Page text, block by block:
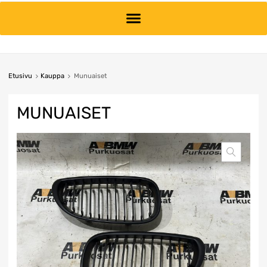
content
Etusivu Kauppa Munuaiset
MUNUAISET